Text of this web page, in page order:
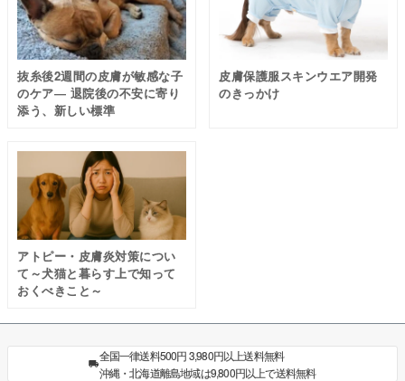
抜糸後2週間の皮膚が敏感な子
のケア― 退院後の不安に寄り
添う、新しい標準
皮膚保護服スキンウエア開発
のきっかけ
アトピー・皮膚炎対策につい
て～犬猫と暮らす上で知って
おくべきこと～
全国一律送料500円 3,980円以上送料無料
沖縄・北海道離島地域は9,800円以上で送料無料